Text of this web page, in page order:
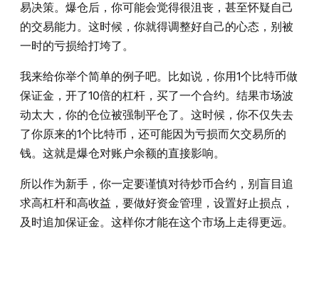
易决策。爆仓后，你可能会觉得很沮丧，甚至怀疑自己
的交易能力。这时候，你就得调整好自己的心态，别被
一时的亏损给打垮了。
我来给你举个简单的例子吧。比如说，你用1个比特币做
保证金，开了10倍的杠杆，买了一个合约。结果市场波
动太大，你的仓位被强制平仓了。这时候，你不仅失去
了你原来的1个比特币，还可能因为亏损而欠交易所的
钱。这就是爆仓对账户余额的直接影响。
所以作为新手，你一定要谨慎对待炒币合约，别盲目追
求高杠杆和高收益，要做好资金管理，设置好止损点，
及时追加保证金。这样你才能在这个市场上走得更远。